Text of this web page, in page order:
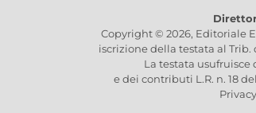
Copyright © 2026, Editoriale
iscrizione della testata al Trib.
La testata usufruisce
e dei contributi L.R. n. 18